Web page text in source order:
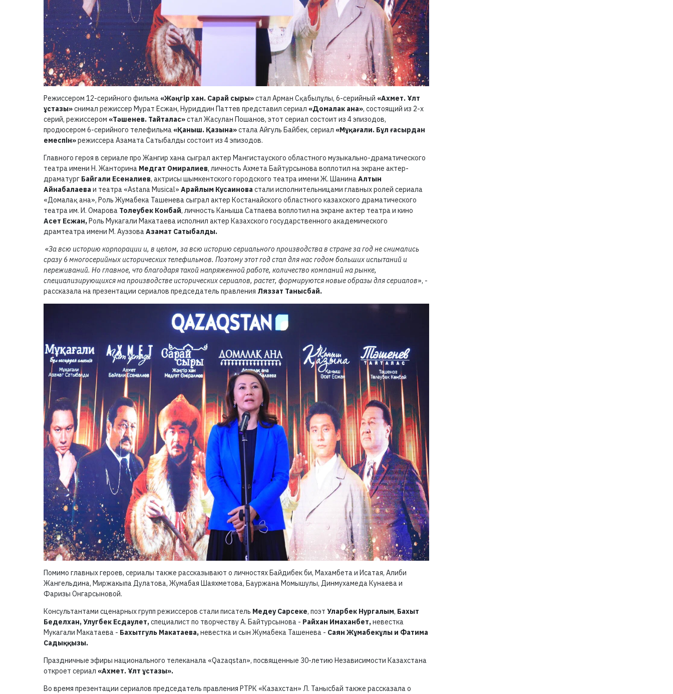
Режиссером 12-серийного фильма «Жәңгір хан. Сарай сыры»стал Арман Сқабылұлы, 6-серийный «Ахмет. Ұлт
ұстазы»снимал режиссер Мурат Есжан, Нуриддин Паттев представил сериал «Домалак ана», состоящий из 2-х
серий, режиссером «Тәшенев. Тайталас»стал Жасулан Пошанов, этот сериал состоит из 4 эпизодов,
продюсером 6-серийного телефильма «Қаныш. Қазына»стала Айгуль Байбек, сериал «Мұқағали. Бұл ғасырдан
емеспін»режиссера Азамата Сатыбалды состоит из 4 эпизодов.
Главного героя в сериале про Жангир хана сыграл актер Мангистауского областного музыкально-драматического
театра имени Н. Жанторина Медгат Омиралиев, личность Ахмета Байтурсынова воплотил на экране актер-
драматург Байгали Есеналиев, актрисы шымкентского городского театра имени Ж. ШанинаАлтын
Айнабалаева и театра «Astana Musical» Арайлым Кусаинова стали исполнительницами главных ролей сериала
«Домалақ ана», Роль Жумабека Ташенева сыграл актер Костанайского областного казахского драматического
театра им. И. Омарова Толеубек Конбай, личность Каныша Сатпаева воплотил на экране актер театра и кино
Асет Есжан,Роль Мукагали Макатаева исполнил актер Казахского государственного академического
драмтеатра имени М. АуэзоваАзамат Сатыбалды.
«За всю историю корпорации и, в целом, за всю историю сериального производства в стране за год не снимались
сразу 6 многосерийных исторических телефильмов. Поэтому этот год стал для нас годом больших испытаний и
переживаний. Но главное, что благодаря такой напряженной работе, количество компаний на рынке,
специализирующихся на производстве исторических сериалов, растет, формируются новые образы для сериалов», -
рассказала на презентации сериалов председатель правления Ляззат Танысбай.
Помимо главных героев, сериалы также рассказывают о личностях Байдибек би, Махамбета и Исатая, Алиби
Жангельдина, Миржакыпа Дулатова, Жумабая Шаяхметова, Бауржана Момышулы, Динмухамеда Кунаева и
Фаризы Онгарсыновой.
Консультантами сценарных групп режиссеров стали писатель Медеу Сарсеке, поэт Уларбек Нургалым, Бахыт
Беделхан, Улугбек Есдаулет,специалист по творчеству А. Байтурсынова - Райхан Имаханбет,невестка
Мукагали Макатаева - Бахытгуль Макатаева,невестка и сын Жумабека Ташенева - Саян Жұмабекұлы и Фатима
Садыққызы.
Праздничные эфиры национального телеканала «Qazaqstan», посвященные 30-летию Независимости Казахстана
откроет сериал «Ахмет. Ұлт ұстазы».
Во время презентации сериалов председатель правления РТРК «Казахстан» Л. Танысбай также рассказала о